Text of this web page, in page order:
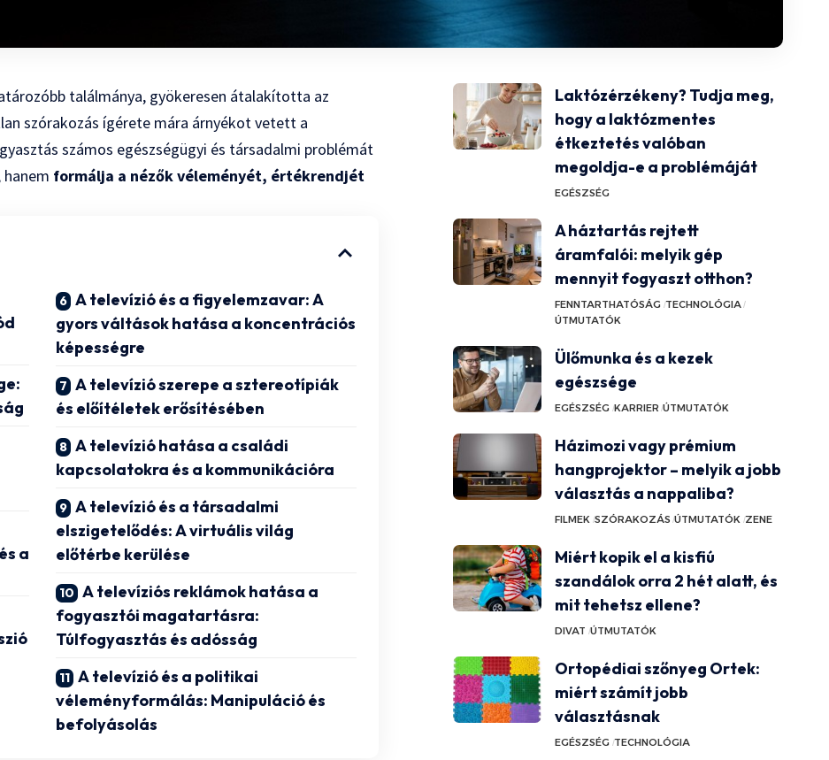
találmánya, gyökeresen átalakította az
szórakozás ígérete mára árnyékot vetett a
számos egészségügyi és társadalmi problémát
formálja a nézők véleményét, értékrendjét
a
A televízió és a figyelemzavar: A
gyors váltások hatása a koncentrációs
képességre
A televízió szerepe a sztereotípiák
és előítéletek erősítésében
A televízió hatása a családi
kapcsolatokra és a kommunikációra
A televízió és a társadalmi
elszigetelődés: A virtuális világ
előtérbe kerülése
A televíziós reklámok hatása a
fogyasztói magatartásra:
Túlfogyasztás és adósság
A televízió és a politikai
véleményformálás: Manipuláció és
befolyásolás
Laktózérzékeny? Tudja meg,
hogy a laktózmentes
étkeztetés valóban
megoldja-e a problémáját
EGÉSZSÉG
A háztartás rejtett
áramfalói: melyik gép
mennyit fogyaszt otthon?
FENNTARTHATÓSÁG TECHNOLÓGIA
ÚTMUTATÓK
Ülőmunka és a kezek
egészsége
EGÉSZSÉG KARRIER ÚTMUTATÓK
Házimozi vagy prémium
hangprojektor – melyik a jobb
választás a nappaliba?
FILMEK SZÓRAKOZÁS ÚTMUTATÓK ZENE
Miért kopik el a kisfiú
szandálok orra 2 hét alatt, és
mit tehetsz ellene?
DIVAT ÚTMUTATÓK
Ortopédiai szőnyeg Ortek:
miért számít jobb
választásnak
EGÉSZSÉG TECHNOLÓGIA